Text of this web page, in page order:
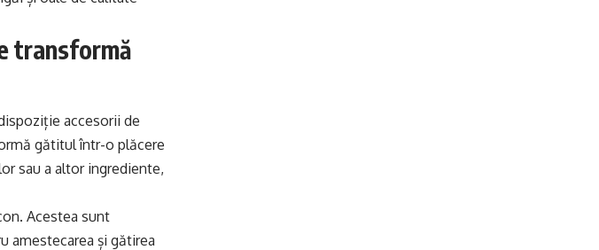
transformă
accesorii de
gătitul într-o plăcere
sau a altor ingrediente,
Acestea sunt
amestecarea și gătirea